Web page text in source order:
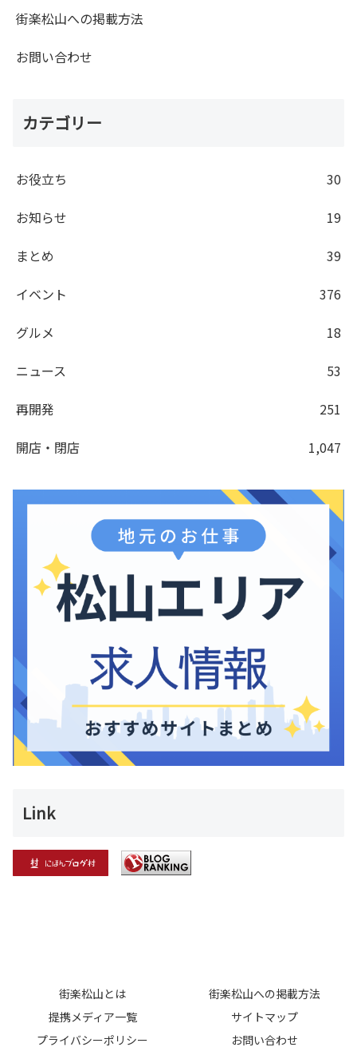
街楽松山への掲載方法
お問い合わせ
カテゴリー
お役立ち
30
お知らせ
19
まとめ
39
イベント
376
グルメ
18
ニュース
53
再開発
251
開店・閉店
1,047
Link
街楽松山とは
街楽松山への掲載方法
提携メディア一覧
サイトマップ
プライバシーポリシー
お問い合わせ